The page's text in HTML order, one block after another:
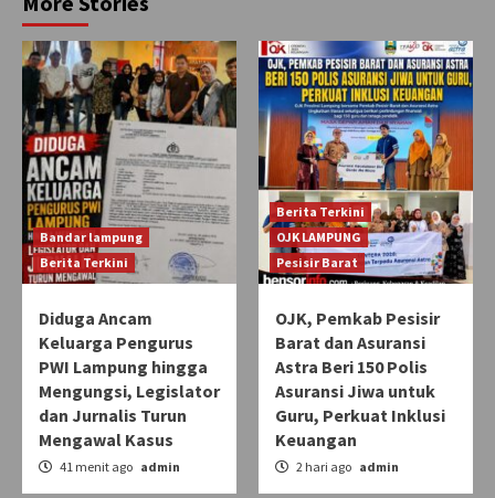
Bandar lampung
Berita Terkini
Diduga Ancam
Keluarga Pengurus
PWI Lampung hingga
Mengungsi, Legislator
dan Jurnalis Turun
Mengawal Kasus
41 menit ago admin
Berita Terkini
OJK LAMPUNG
Pesisir Barat
OJK, Pemkab Pesisir
Barat dan Asuransi
Astra Beri 150 Polis
Asuransi Jiwa untuk
Guru, Perkuat Inklusi
Keuangan
2 hari ago admin